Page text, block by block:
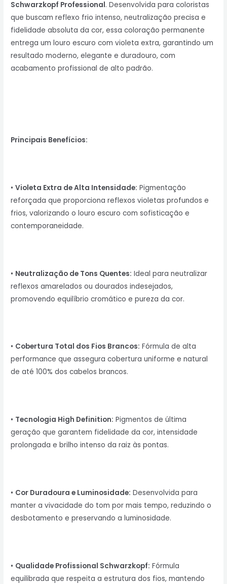
Schwarzkopf Professional. Desenvolvida para coloristas
que buscam reflexo frio intenso, neutralização precisa e
fidelidade absoluta da cor, essa coloração permanente
entrega um louro escuro com violeta extra, garantindo um
resultado moderno, elegante e duradouro, com
acabamento profissional de alto padrão.
Principais Benefícios:
•Violeta Extra de Alta Intensidade: Pigmentação
reforçada que proporciona reflexos violetas profundos e
frios, valorizando o louro escuro com sofisticação e
contemporaneidade.
• Neutralização de Tons Quentes: Ideal para neutralizar
reflexos amarelados ou dourados indesejados,
promovendo equilíbrio cromático e pureza da cor.
• Cobertura Total dos Fios Brancos: Fórmula de alta
performance que assegura cobertura uniforme e natural
de até 100% dos cabelos brancos.
• Tecnologia High Definition: Pigmentos de última
geração que garantem fidelidade da cor, intensidade
prolongada e brilho intenso da raiz às pontas.
• Cor Duradoura e Luminosidade: Desenvolvida para
manter a vivacidade do tom por mais tempo, reduzindo o
desbotamento e preservando a luminosidade.
• Qualidade Profissional Schwarzkopf: Fórmula
equilibrada que respeita a estrutura dos fios, mantendo